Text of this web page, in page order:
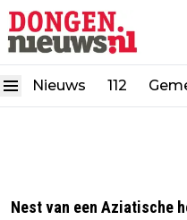
Nieuws 112
Nest van een Aziatische